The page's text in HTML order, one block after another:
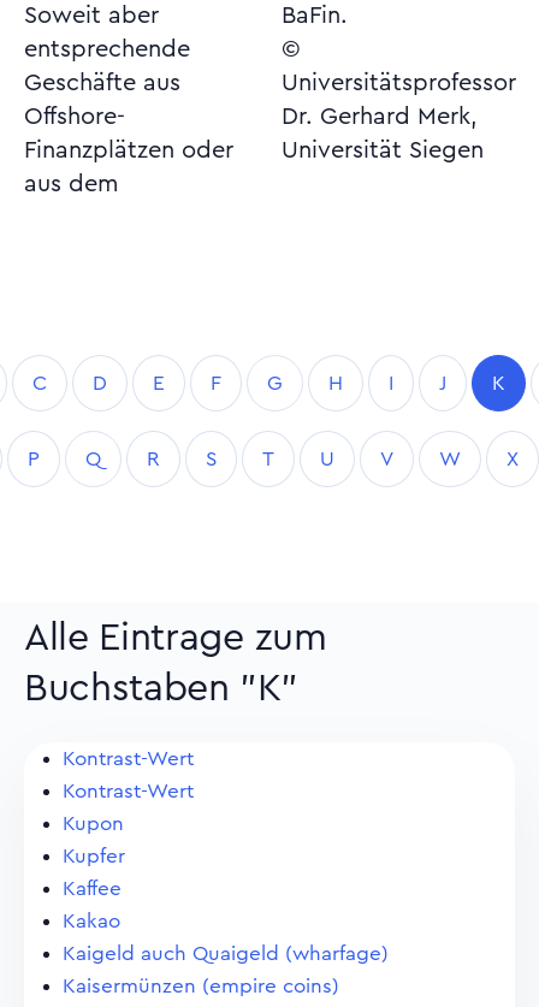
Soweit aber
entsprechende
Geschäfte aus
Offshore-
Finanzplätzen oder
aus dem
BaFin.
©
Universitätsprofessor
Dr. Gerhard Merk,
Universität Siegen
C D E F G H I J K
P Q R S T U V W X
Alle Eintrage zum
Buchstaben "K"
Kontrast-Wert
Kontrast-Wert
Kupon
Kupfer
Kaffee
Kakao
Kaigeld auch Quaigeld (wharfage)
Kaisermünzen (empire coins)